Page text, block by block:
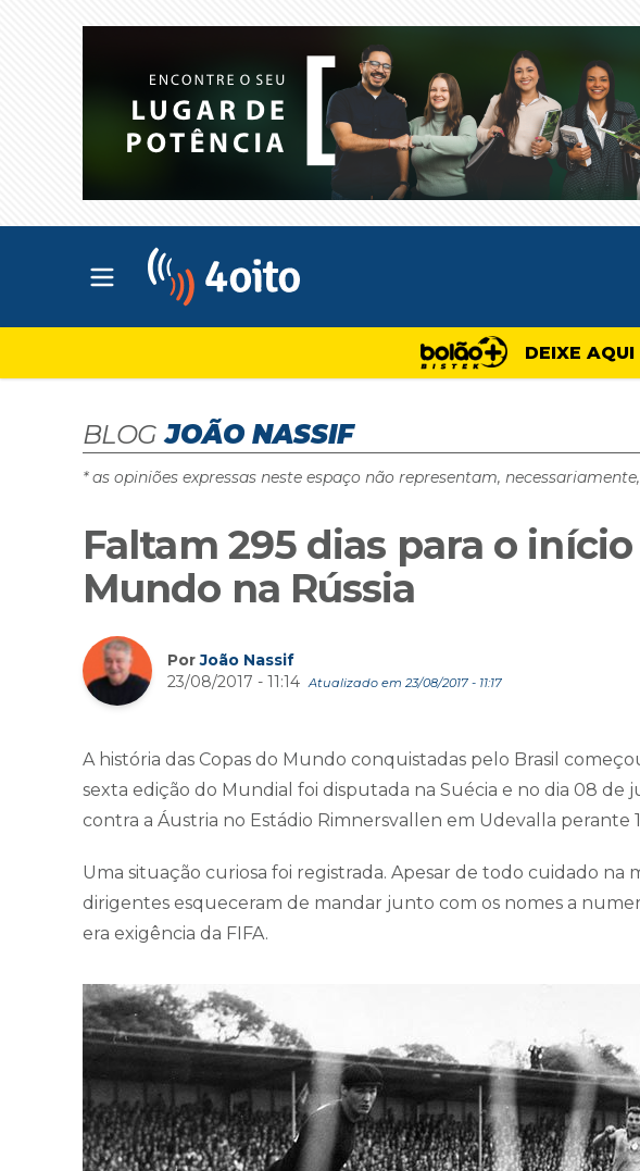
Abrir menu principal
DEIXE
BLOG JOÃO NASSIF
* as opiniões expressas neste espaço não representam,
Faltam 295 dias para o
Mundo na Rússia
PorJoão Nassif
23/08/2017 - 11:14 Atualizado em 23/08/2017 - 11:17
A história das Copas do Mundo conquistadas pelo Brasil
sexta edição do Mundial foi disputada na Suécia e no dia 08 de
contra a Áustria no Estádio Rimnersvallen em Udevalla perante
Uma situação curiosa foi registrada. Apesar de todo cuidado na
dirigentes esqueceram de mandar junto com os nomes a
era exigência da FIFA.